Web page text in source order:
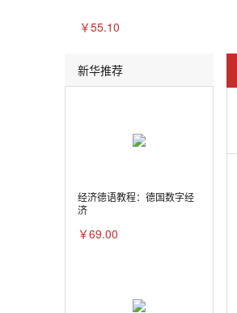
￥55.10
新华推荐
经济德语教程：德国数字经
济
￥69.00